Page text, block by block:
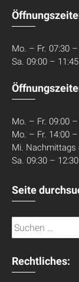
Mo. – Fr. 07:30
Sa. 09:00 –
Mo. – Fr. 09:00
Mo. – Fr. 14:00
Mi. Nachmittags
Sa. 09:30 –
Seite
Suchen
nach:
Rechtliches: